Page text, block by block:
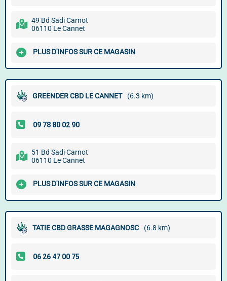
49 Bd Sadi Carnot
06110 Le Cannet
PLUS D'INFOS SUR CE MAGASIN
GREENDER CBD LE CANNET (6.3 km)
51 Bd Sadi Carnot
06110 Le Cannet
PLUS D'INFOS SUR CE MAGASIN
TATIE CBD GRASSE MAGAGNOSC (6.8 km)